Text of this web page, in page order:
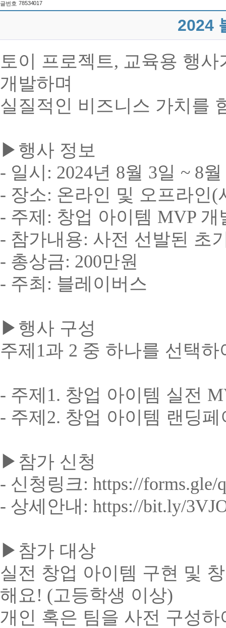
글번호 78534017
2024
토이 프로젝트, 교육용 행
개발하며
실질적인 비즈니스 가치를
▶ 행사 정보
- 일시 : 2024년 8월 3일 ~ 8
- 장소: 온라인 및 오프라인(
- 주제 : 창업 아이템 MVP 개
- 참가내용: 사전 선발된 초
- 총상금: 200만원
- 주최 : 블레이버스
▶ 행사 구성
주제 1과 2 중 하나를 선택
- 주제 1. 창업 아이템 실전
- 주제 2. 창업 아이템 랜딩
▶ 참가 신청
- 신청링크: https://forms.gle/
- 상세안내 : https://bit.ly/
▶ 참가 대상
실전 창업 아이템 구현 및
해요! (고등학생 이상)
개인 혹은 팀을 사전 구성